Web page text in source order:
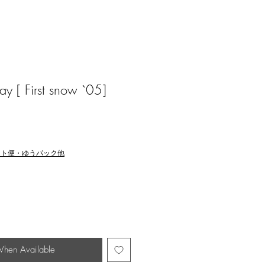
[ First snow `05]
便・ゆうパック他
Available